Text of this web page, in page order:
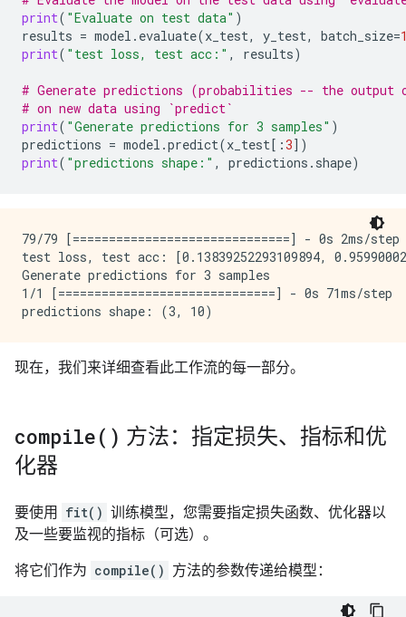
print( "Evaluate on test data" )
results = model . evaluate(x_test, y_test, batch_size=
print( "test loss, test acc:" , results)
# Generate predictions (probabilities -- the
# on new data using `predict`
print( "Generate predictions for 3 samples" )
predictions = model .predict(x_test[:3])
print( "predictions shape:" , predictions . shape)
79/79 [==============================] - 0s
test loss, test acc: [0.13839252293109894,
Generate predictions for 3 samples
1/1 [==============================] - 0s 71ms/step
现在，我们来详细查看此工作流的每一部分。
compile( ) 方法：指定损失、指标和优
化器
要使用 fit() 训练模型，您需要指定损失函数、优化器以
及一些要监视的指标（可选）。
将它们作为 compile() 方法的参数传递给模型：